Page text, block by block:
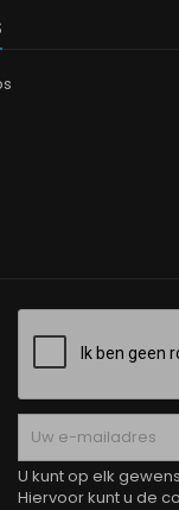
U kunt op elk
Hiervoor kunt u de